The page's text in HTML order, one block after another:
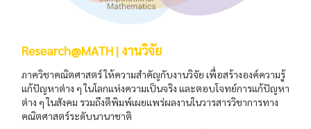
Research@MATH | งานวิจัย
ภาควิชาคณิตศาสตร์ ให้ความสำคัญกับงานวิจัย เพื่อสร้างองค์ความรู้
แก้ปัญหาต่าง ๆ ในโลกแห่งความเป็นจริง และตอบโจทย์การแก้ปัญหา
ต่าง ๆ ในสังคม รวมถึงตีพิมพ์เผยแพร่ผลงานในวารสารวิชาการทาง
คณิตศาสตร์ระดับนานาชาติ